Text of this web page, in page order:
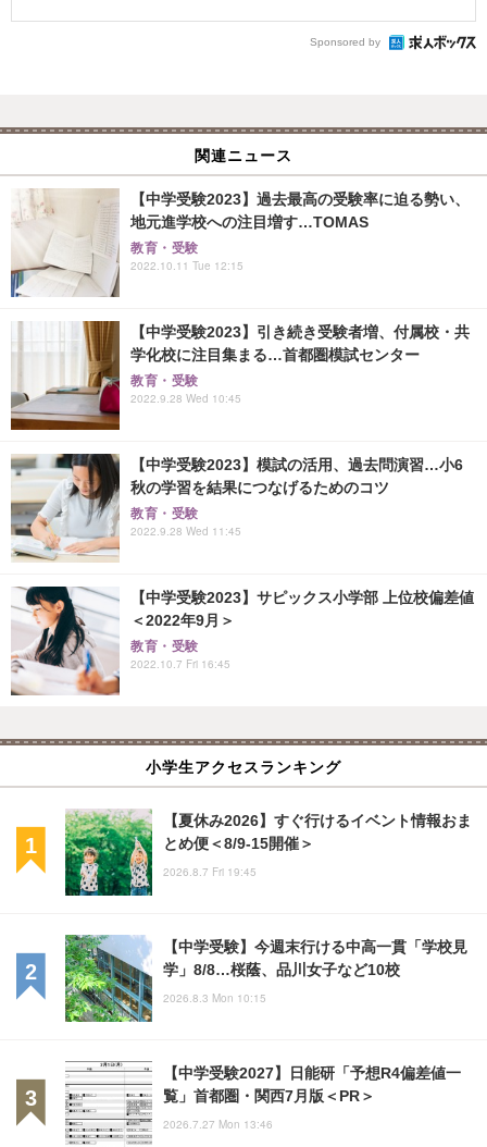
Sponsored by
関連ニュース
【中学受験2023】過去最高の受験率に迫る勢い、
地元進学校への注目増す…TOMAS
教育・受験
2022.10.11 Tue 12:15
【中学受験2023】引き続き受験者増、付属校・共
学化校に注目集まる…首都圏模試センター
教育・受験
2022.9.28 Wed 10:45
【中学受験2023】模試の活用、過去問演習…小6
秋の学習を結果につなげるためのコツ
教育・受験
2022.9.28 Wed 11:45
【中学受験2023】サピックス小学部 上位校偏差値
＜2022年9月＞
教育・受験
2022.10.7 Fri 16:45
小学生アクセスランキング
【夏休み2026】すぐ行けるイベント情報おま
とめ便＜8/9-15開催＞
2026.8.7 Fri 19:45
【中学受験】今週末行ける中高一貫「学校見
学」8/8…桜蔭、品川女子など10校
2026.8.3 Mon 10:15
【中学受験2027】日能研「予想R4偏差値一
覧」首都圏・関西7月版＜PR＞
2026.7.27 Mon 13:46